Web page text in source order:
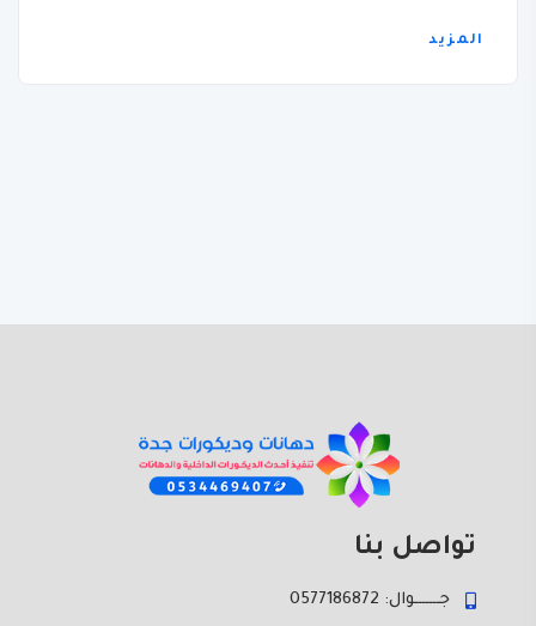
المزيد
تواصل بنا
جـــــــوال: 0577186872